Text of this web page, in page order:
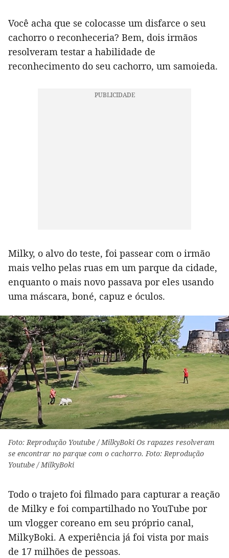
Você acha que se colocasse um disfarce o seu
cachorro o reconheceria? Bem, dois irmãos
resolveram testar a habilidade de
reconhecimento do seu cachorro, um samoieda.
Milky, o alvo do teste, foi passear com o irmão
mais velho pelas ruas em um parque da cidade,
enquanto o mais novo passava por eles usando
uma máscara, boné, capuz e óculos.
Foto: Reprodução Youtube / MilkyBoki Os rapazes resolveram
se encontrar no parque com o cachorro. Foto: Reprodução
Youtube / MilkyBoki
Todo o trajeto foi filmado para capturar a reação
de Milky e foi compartilhado no YouTube por
um vlogger coreano em seu próprio canal,
MilkyBoki. A experiência já foi vista por mais
de 17 milhões de pessoas.